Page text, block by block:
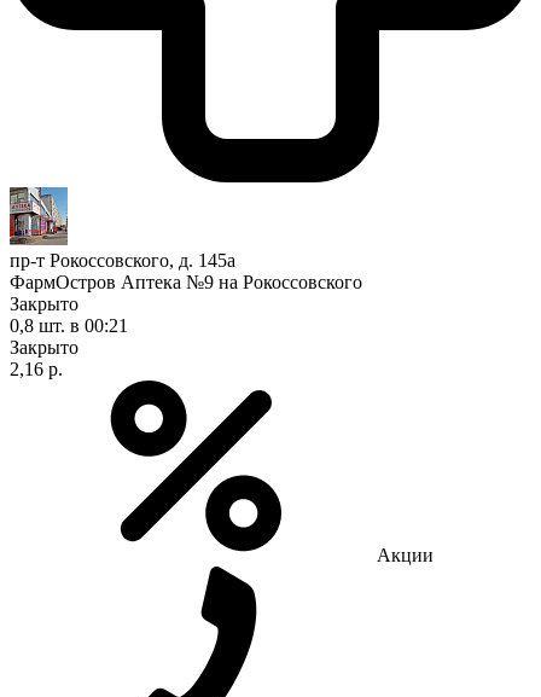
пр-т Рокоссовского, д. 145а
ФармОстров Аптека №9 на Рокоссовского
Закрыто
0,8 шт. в 00:21
Закрыто
2,16 р.
Акции